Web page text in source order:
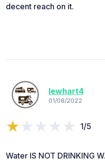
decent reach on it.
lewhart4
01/08/2022
1/5
Water IS NOT DRINKING